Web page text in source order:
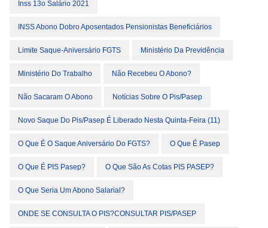
Inss 13o Salário 2021
INSS Abono Dobro Aposentados Pensionistas Beneficiários
Limite Saque-Aniversário FGTS Ministério Da Previdência
Ministério Do Trabalho Não Recebeu O Abono?
Não Sacaram O Abono Notícias Sobre O Pis/pasep
Novo Saque Do Pis/Pasep É Liberado Nesta Quinta-Feira (11)
O Que É O Saque Aniversário Do FGTS? O Que É Pasep
O Que É PIS Pasep? O Que São As Cotas PIS PASEP?
O Que Seria Um Abono Salarial?
ONDE SE CONSULTA O PIS?cONSULTAR PIS/PASEP